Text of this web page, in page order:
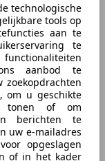
technologische
tools op
aan te
te
aanbod te
zoekopdrachten
om u geschikte
tonen of om
berichten te
uw e-mailadres
opgeslagen
of in het kader
inch, Autopilot,